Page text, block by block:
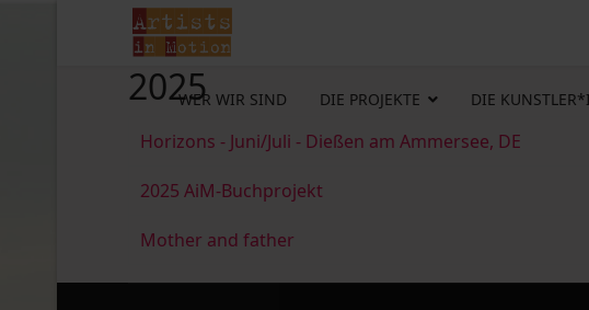
WER WIR SIND DIE PROJEKTE DIE
2025
Horizons - Juni/Juli - Dießen am Ammersee, DE
2025 AiM-Buchprojekt
Mother and father